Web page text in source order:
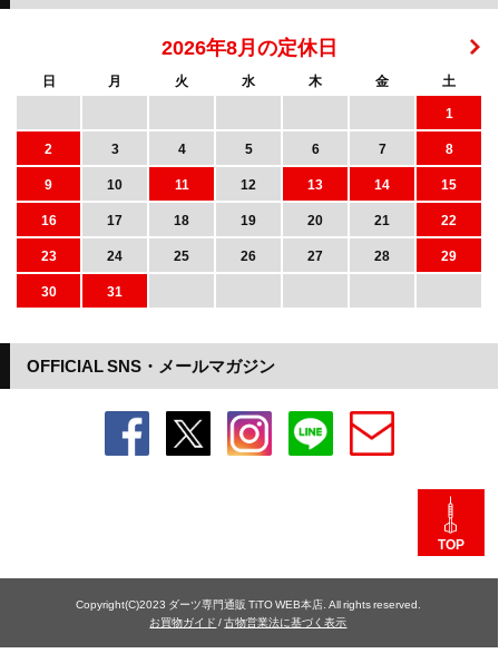
OFFICIAL SNS・メールマガジン
2026年8月の定休日
日 月 火 水 木 金
土
1
2
3 4 5 6 7
8
9
10 11 12 13 14
15
16
17 18 19 20 21
22
23
24 25 26 27 28
29
30
31
TOP
Copyright(C)2023 ダーツ専門通販 TiTO WEB本店. All rights reserved.
お買物ガイド /古物営業法に基づく表示